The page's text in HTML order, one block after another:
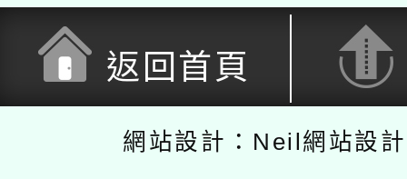
返回首頁
網站設計：Neil網站設